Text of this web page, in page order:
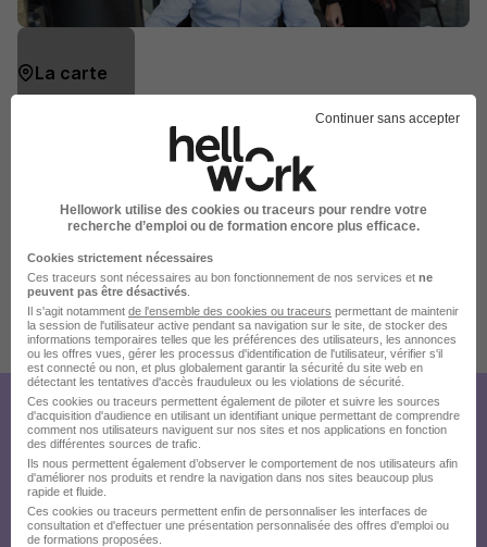
La carte
92200 Neuilly-sur-Seine
Localiser le poste
Publiée le 11/07/2026 - Réf : RGMQDAYIGZOBVL801
Créez votre compte
Hellowork et postulez
sur le site du recruteur !
Continuer sans accepter
Hellowork utilise des cookies ou traceurs pour rendre votre
recherche d’emploi ou de formation encore plus efficace.
Cookies strictement nécessaires
Ces traceurs sont nécessaires au bon fonctionnement de nos services et ne
peuvent pas être désactivés
Il s'agit notamment de l'ensemble des cookies ou traceurs permettant de maintenir
la session de l'utilisateur active pendant sa navigation sur le site, de stocker des
informations temporaires telles que les préférences des utilisateurs, les annonces
ou les offres vues, gérer les processus d'identification de l'utilisateur, vérifier s'il
est connecté ou non, et plus globalement garantir la sécurité du site web en
détectant les tentatives d'accès frauduleux ou les violations de sécurité.
Ces cookies ou traceurs permettent également de piloter et suivre les sources
d'acquisition d'audience en utilisant un identifiant unique permettant de comprendre
comment nos utilisateurs naviguent sur nos sites et nos applications en fonction
des différentes sources de trafic.
Ils nous permettent également d’observer le comportement de nos utilisateurs afin
d'améliorer nos produits et rendre la navigation dans nos sites beaucoup plus
rapide et fluide.
Ces cookies ou traceurs permettent enfin de personnaliser les interfaces de
consultation et d'effectuer une présentation personnalisée des offres d'emploi ou
de formations proposées.